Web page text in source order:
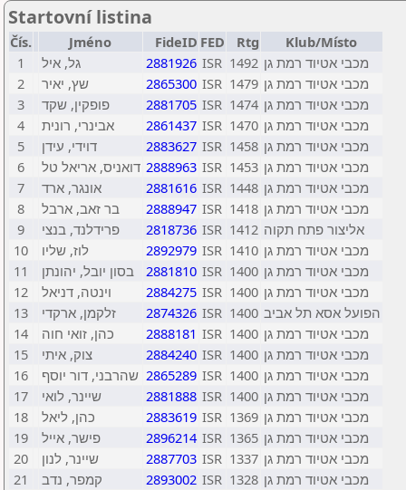
Startovní listina
Čís. Jméno FideID FED Rtg
Klub/Místo
1
גל, איל 2881926 ISR 1492 מכבי אטיוד רמת גן
2
שץ, יאיר 2865300 ISR 1479 מכבי אטיוד רמת גן
3
פופקין, שקד 2881705 ISR 1474 מכבי אטיוד רמת גן
4
אבינרי, רונית 2861437 ISR 1470 מכבי אטיוד רמת גן
5
דוידי, עידן 2883627 ISR 1458 מכבי אטיוד רמת גן
6
דואניס, אריאל טל 2888963 ISR 1453 מכבי אטיוד רמת גן
7
אונגר, ארד 2881616 ISR 1448 מכבי אטיוד רמת גן
8
בר זאב, ארבל 2888947 ISR 1418 מכבי אטיוד רמת גן
9
פרידלנד, בנצי 2818736 ISR 1412 אליצור פתח תקוה
10
לוז, שליו 2892979 ISR 1410 מכבי אטיוד רמת גן
11
בסון יובל, יהונתן 2881810 ISR 1400 מכבי אטיוד רמת גן
12
וינטה, דניאל 2884275 ISR 1400 מכבי אטיוד רמת גן
13
זלקמן, ארקדי 2874326 ISR 1400 הפועל אסא תל אביב
14
כהן, זואי חוה 2888181 ISR 1400 מכבי אטיוד רמת גן
15
צוק, איתי 2884240 ISR 1400 מכבי אטיוד רמת גן
16
שהרבני, דור יוסף 2865289 ISR 1400 מכבי אטיוד רמת גן
17
שיינר, לואי 2881888 ISR 1400 מכבי אטיוד רמת גן
18
כהן, ליאל 2883619 ISR 1369 מכבי אטיוד רמת גן
19
פישר, אייל 2896214 ISR 1365 מכבי אטיוד רמת גן
20
שיינר, לנון 2887703 ISR 1337 מכבי אטיוד רמת גן
21
קמפר, נדב 2893002 ISR 1328 מכבי אטיוד רמת גן